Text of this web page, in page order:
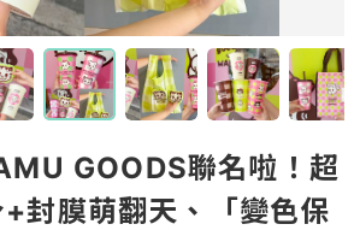
GOODS聯名啦！超
封膜萌翻天、「變色保